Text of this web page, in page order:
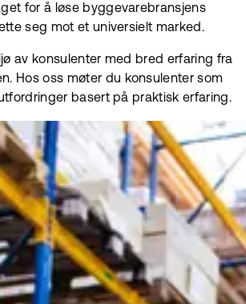
for å løse byggevarebransjens
seg mot et universielt marked.
av konsulenter med bred erfaring fra
Hos oss møter du konsulenter som
basert på praktisk erfaring.